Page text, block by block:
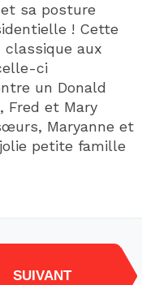
sa posture
! Cette
aux
ci
un Donald
Fred et Mary
Maryanne et
petite famille
SUIVANT